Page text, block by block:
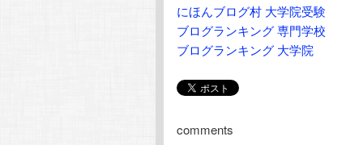
にほんブログ村 大学院受験
ブログランキング 専門学校
ブログランキング 大学院
comments